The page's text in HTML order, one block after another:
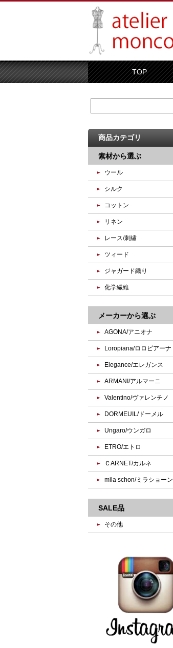
TOP
商品カテゴリ
素材から選ぶ
ウール
シルク
コットン
リネン
レース/刺繍
ツィード
ジャガード織り
化学繊維
メーカーから選ぶ
AGONA/アニオナ
Loropiana/ロロピアーナ
Elegance/エレガンス
ARMANI/アルマーニ
Valentino/ヴァレンチノ
DORMEUIL/ドーメル
Ungaro/ウンガロ
ETRO/エトロ
ＣARNET/カルネ
mila schon/ミラショーン
SALE品
その他